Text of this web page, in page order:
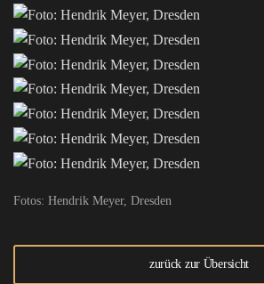
Fotos: Hendrik Meyer, Dresden
zurück zur Übersicht